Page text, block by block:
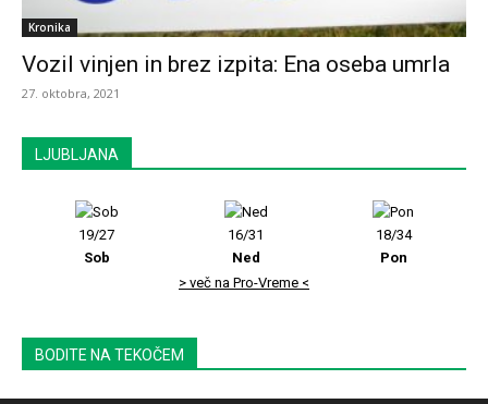
Kronika
Vozil vinjen in brez izpita: Ena oseba umrla
27. oktobra, 2021
LJUBLJANA
19/27
Sob
16/31
Ned
18/34
Pon
> več na Pro-Vreme <
BODITE NA TEKOČEM